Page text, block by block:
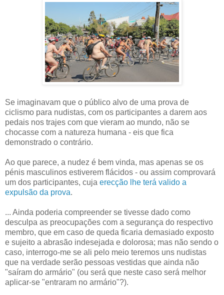
Se imaginavam que o público alvo de uma prova de
ciclismo para nudistas, com os participantes a darem aos
pedais nos trajes com que vieram ao mundo, não se
chocasse com a natureza humana - eis que fica
demonstrado o contrário.
Ao que parece, a nudez é bem vinda, mas apenas se os
pénis masculinos estiverem flácidos - ou assim comprovará
um dos participantes, cuja erecção lhe terá valido a
expulsão da prova.
... Ainda poderia compreender se tivesse dado como
desculpa as preocupações com a segurança do respectivo
membro, que em caso de queda ficaria demasiado exposto
e sujeito a abrasão indesejada e dolorosa; mas não sendo o
caso, interrogo-me se ali pelo meio teremos uns nudistas
que na verdade serão pessoas vestidas que ainda não
"saíram do armário" (ou será que neste caso será melhor
aplicar-se "entraram no armário"?).